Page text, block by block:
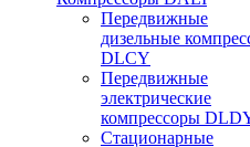
Передвижные
дизельные
DLCY
Передвижные
электрические
компрессоры
Стационарные